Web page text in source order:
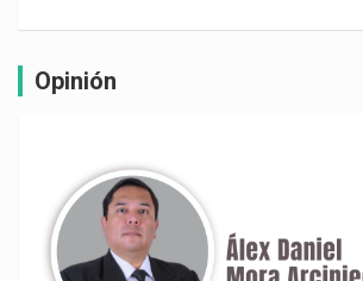
Opinión